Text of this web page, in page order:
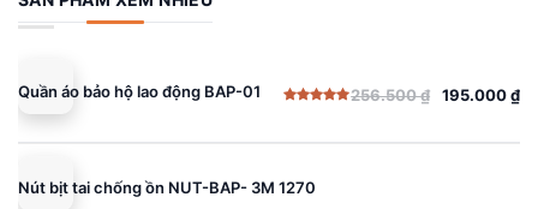
195.000 ₫.
Quần áo bảo hộ lao động BAP-01
5 sao
256.500₫
Giá
là:
195.000₫
Giá
tại
195.000 ₫.
Nút bịt tai chống ồn NUT-BAP- 3M 1270